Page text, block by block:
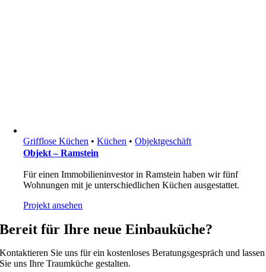
Grifflose Küchen •Küchen •Objektgeschäft
Objekt – Ramstein
Für einen Immobilieninvestor in Ramstein haben wir fünf
Wohnungen mit je unterschiedlichen Küchen ausgestattet.
Projekt ansehen
Bereit für Ihre neue Einbauküche?
Kontaktieren Sie uns für ein kostenloses Beratungsgespräch und lassen
Sie uns Ihre Traumküche gestalten.